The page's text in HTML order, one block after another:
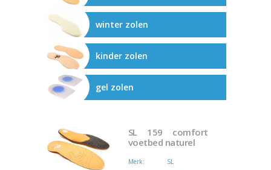
winter zolen
kinder zolen
gel zolen
SL 159 comfort
voetbed naturel
Merk:
SL